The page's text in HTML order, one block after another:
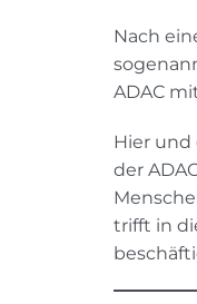
Nach
ADAC
Hier und
der
trifft in